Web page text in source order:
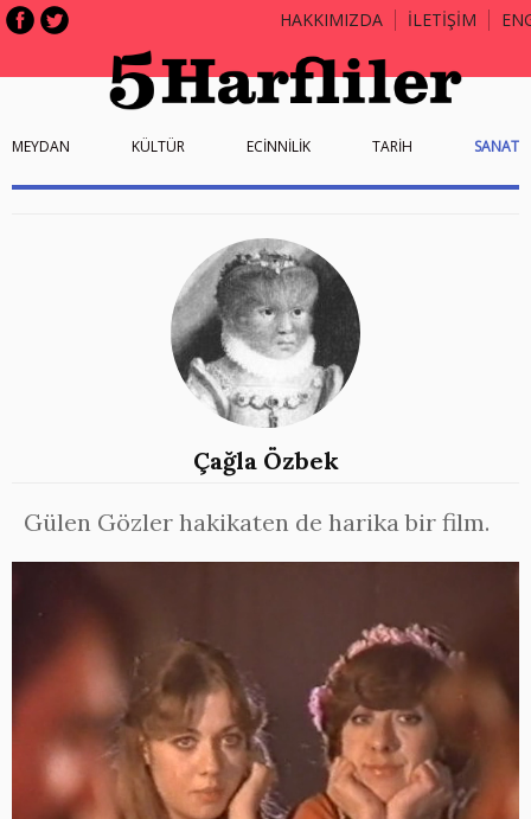
HAKKIMIZDA İLETİŞİM
MEYDAN KÜLTÜR ECİNNİLİK TARİH SANAT
Çağla Özbek
Gülen Gözler hakikaten de harika bir film.